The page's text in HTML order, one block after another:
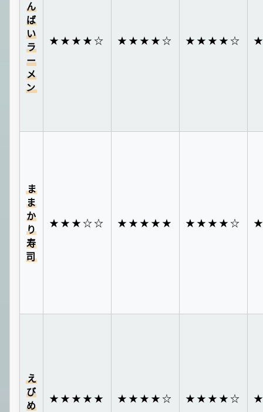
ん
ば
い
ラ
ー
メ
ン
★★★★☆ ★★★★☆ ★★★★☆
ま
ま
か
り
寿
司
★★★☆☆ ★★★★★ ★★★★☆
え
び
め
★★★★★ ★★★★☆ ★★★★☆